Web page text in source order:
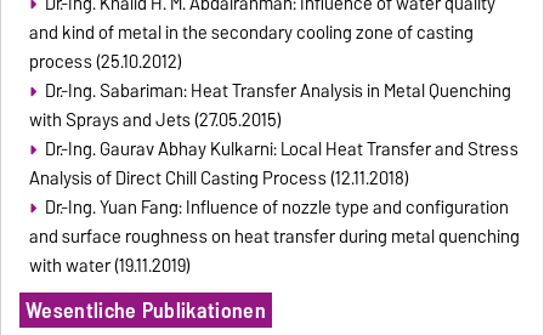
and kind of metal in the secondary cooling zone of casting
process (25.10.2012)
Dr.-Ing. Sabariman: Heat Transfer Analysis in Metal Quenching
with Sprays and Jets (27.05.2015)
Dr.-Ing. Gaurav Abhay Kulkarni: Local Heat Transfer and Stress
Analysis of Direct Chill Casting Process (12.11.2018)
Dr.-Ing. Yuan Fang: Influence of nozzle type and configuration
and surface roughness on heat transfer during metal quenching
with water (19.11.2019)
Wesentliche Publikationen